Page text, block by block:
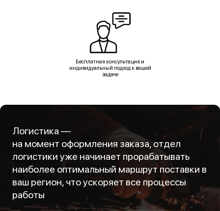
Бесплатная консультация и
индивидуальный подход к вашей
задаче
Логистика —
на момент оформления заказа, отдел
логистики уже начинает прорабатывать
наиболее оптимальный маршрут поставки в
ваш регион, что ускоряет все процессы
работы